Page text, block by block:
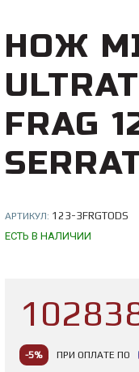
НОЖ
FRAG
АРТИКУЛ: 123-3FRGTODS
ЕСТЬ В НАЛИЧИИ
-5% ПРИ ОПЛАТЕ ПО